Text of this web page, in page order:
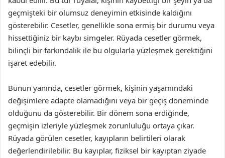
geçmişteki bir olumsuz deneyimin etkisinde kaldığını
gösterebilir. Cesetler, genellikle sona ermiş bir durumu veya
hissettiğiniz bir kaybı simgeler. Rüyada cesetler görmek,
bilinçli bir farkındalık ile bu olgularla yüzleşmek gerektiğini
işaret edebilir.
Bunun yanında, cesetler görmek, kişinin yaşamındaki
değişimlere adapte olamadığını veya bir geçiş döneminde
olduğunu da gösterebilir. Bir dönem sona erdiğinde,
geçmişin izleriyle yüzleşmek zorunluluğu ortaya çıkar.
Rüyada görülen cesetler, kayıpların belirtileri olarak
değerlendirilebilir. Bu kayıplar, fiziksel bir kayıptan ziyade